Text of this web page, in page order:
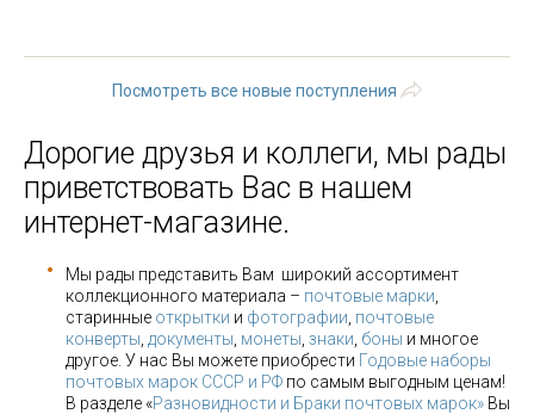
Посмотреть все новые поступления
Дорогие друзья и коллеги, мы рады
приветствовать Вас в нашем
интернет-магазине.
Мы рады представить Вам широкий ассортимент
коллекционного материала – почтовые марки
старинные открытки и фотографии почтовые
конверты документы монеты знаки боны и многое
другое. У нас Вы можете приобрести Годовые наборы
почтовых марок СССР и РФ по самым выгодным ценам!
В разделе «Разновидности и Браки почтовых марок» Вы